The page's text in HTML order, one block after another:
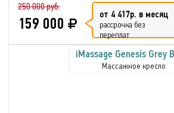
250 000 руб.
159 000 от 4 417р. в месяц
рассрочка без
переплат
iMassage Genesis Grey
Массажное кресло